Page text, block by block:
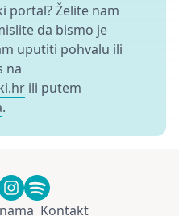
portal? Želite nam
da bismo je
uputiti pohvalu ili
na
ili putem
.
Kontakt